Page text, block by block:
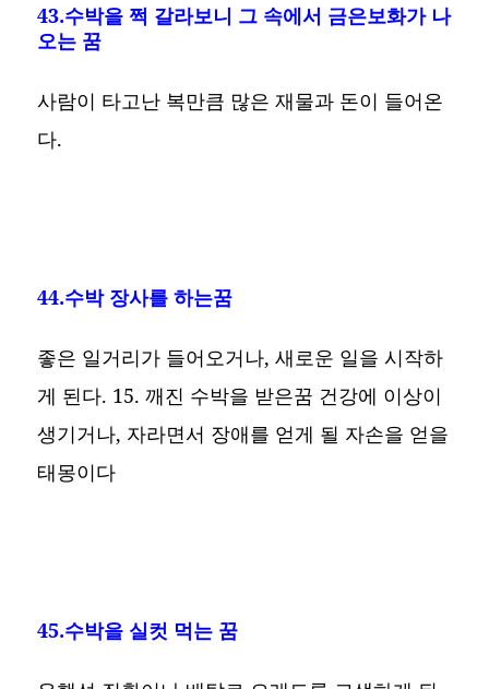
43.수박을 쩍 갈라보니 그 속에서 금은보화가 나
오는 꿈
사람이 타고난 복만큼 많은 재물과 돈이 들어온
다.
44.수박 장사를 하는꿈
좋은 일거리가 들어오거나, 새로운 일을 시작하
게 된다. 15. 깨진 수박을 받은꿈 건강에 이상이
생기거나, 자라면서 장애를 얻게 될 자손을 얻을
태몽이다
45.수박을 실컷 먹는 꿈